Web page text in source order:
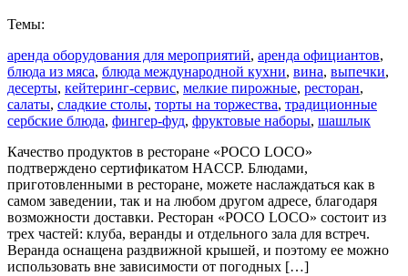
Темы:
аренда оборудования для мероприятий, аренда официантов,
блюда из мяса, блюда международной кухни, вина, выпечки,
десерты, кейтеринг-сервис, мелкие пирожные, ресторан,
салаты, сладкие столы, торты на торжества, традиционные
сербские блюда, фингер-фуд, фруктовые наборы, шашлык
Качество продуктов в ресторане «POCO LOCO»
подтверждено сертификатом HACCP. Блюдами,
приготовленными в ресторане, можете наслаждаться как в
самом заведении, так и на любом другом адресе, благодаря
возможности доставки. Ресторан «POCO LOCO» состоит из
трех частей: клуба, веранды и отдельного зала для встреч.
Веранда оснащена раздвижной крышей, и поэтому ее можно
использовать вне зависимости от погодных […]